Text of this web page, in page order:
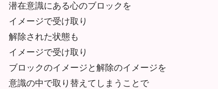
潜在意識にある心のブロックを
イメージで受け取り
解除された状態も
イメージで受け取り
ブロックのイメージと解除のイメージを
意識の中で取り替えてしまうことで